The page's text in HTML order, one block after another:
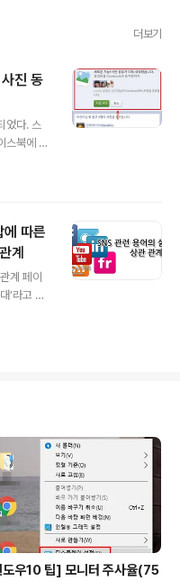
더보기
진 동
었다. 스
스북에 자
사진을
. 사진을
송한다는
. 본 기능
동기화
된다.
이 '새로
따른
계
계 페이
’라고 말
다. 이
하고 있
고 있
새로운 용
용어에
■ 서비스
우10 팁] 모니터 주사율(75